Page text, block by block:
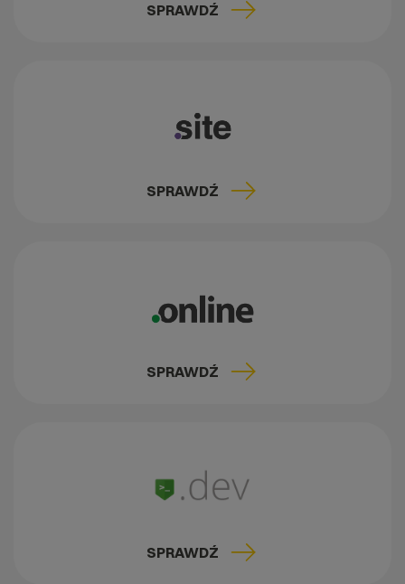
SPRAWDŹ
SPRAWDŹ
SPRAWDŹ
SPRAWDŹ